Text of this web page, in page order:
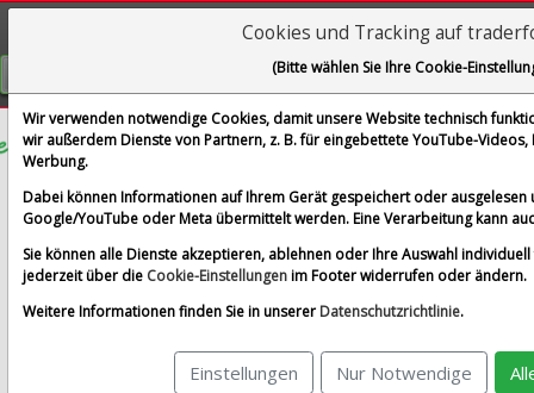
Liberty Broadband Corp.
im Vergleich mit Airbus SE, Allianz SE, Bayerische
Aktualisieren
Liberty Broadband Corp. (Echtzeit USD)
Cookies und Tracking auf
(Bitte wählen Sie Ihre Cookie-
Wir verwenden notwendige Cookies, damit unsere Website technisch
wir außerdem Dienste von Partnern, z. B. für eingebettete YouTube-
Werbung.
Dabei können Informationen auf Ihrem Gerät gespeichert oder
Google/YouTube oder Meta übermittelt werden. Eine Verarbeitung kann
Sie können alle Dienste akzeptieren, ablehnen oder Ihre Auswahl
jederzeit über die Cookie-Einstellungenim Footer widerrufen oder ändern.
Weitere Informationen finden Sie in unserer Datenschutzrichtlinie.
Einstellungen Nur Notwendige